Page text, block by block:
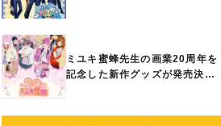
ミユキ蜜蜂先生の画業20周年を
記念した新作グッズが発売決